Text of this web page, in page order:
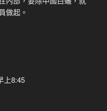
做起。
上8:45